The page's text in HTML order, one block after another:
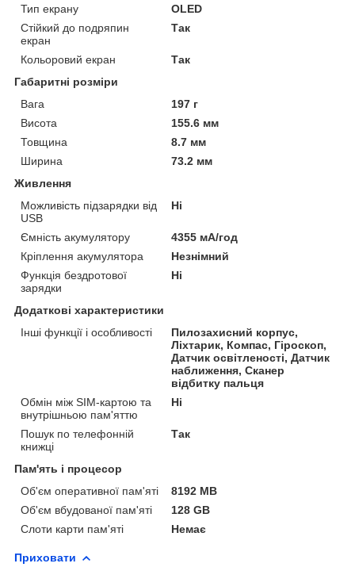
Тип екрану
OLED
Стійкий до подряпин
екран
Так
Кольоровий екран
Так
Габаритні розміри
Вага
197 г
Висота
155.6 мм
Товщина
8.7 мм
Ширина
73.2 мм
Живлення
Можливість підзарядки від
USB
Ні
Ємність акумулятору
4355 мА/год
Кріплення акумулятора
Незнімний
Функція бездротової
зарядки
Ні
Додаткові характеристики
Інші функції і особливості
Пилозахисний корпус,
Ліхтарик, Компас, Гіроскоп,
Датчик освітленості, Датчик
наближення, Сканер
відбитку пальця
Обмін між SIM-картою та
внутрішньою пам'яттю
Ні
Пошук по телефонній
книжці
Так
Пам'ять і процесор
Об'єм оперативної пам'яті
8192 MB
Об'єм вбудованої пам'яті
128 GB
Слоти карти пам'яті
Немає
Приховати